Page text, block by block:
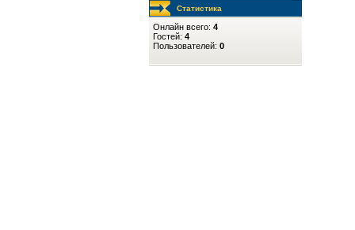
Статистика
Онлайн всего: 4
Гостей: 4
Пользователей: 0